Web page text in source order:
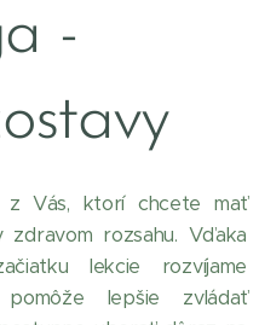
-
Vás, ktorí chcete mať
rozsahu. Vďaka
lekcie rozvíjame
lepšie zvládať